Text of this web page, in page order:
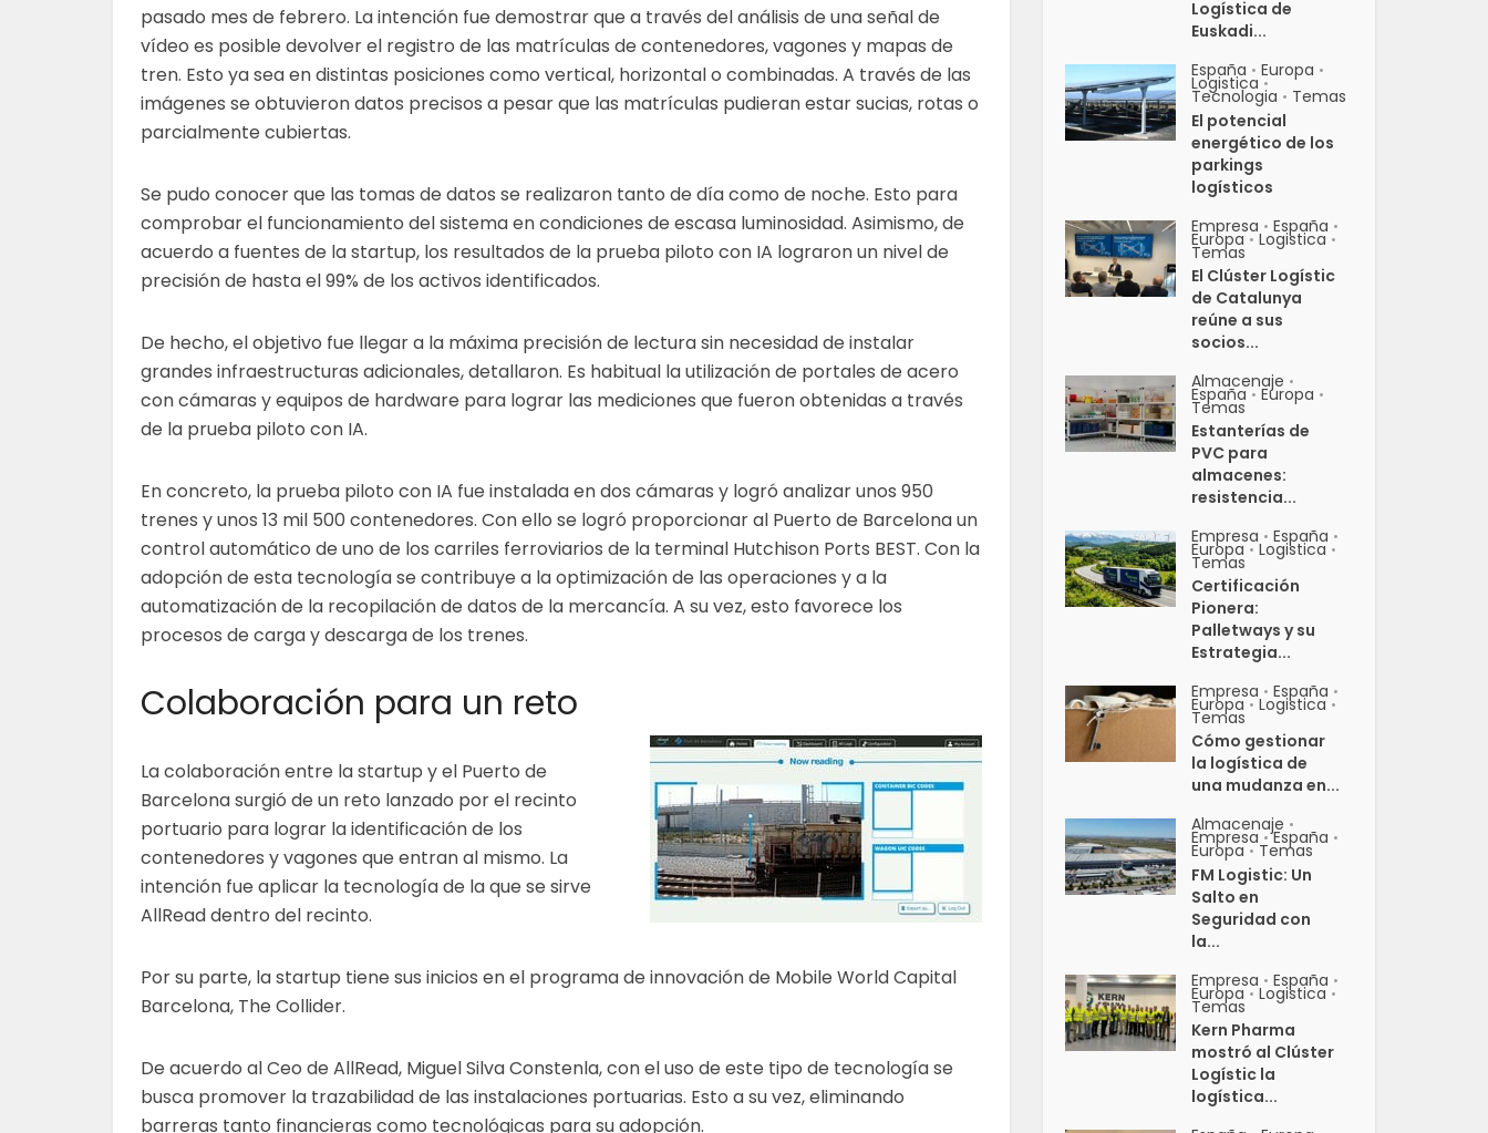
pasado mes de febrero. La intención fue demostrar que a través del análisis de una señal de
vídeo es posible devolver el registro de las matrículas de contenedores, vagones y mapas de
tren. Esto ya sea en distintas posiciones como vertical, horizontal o combinadas. A través de las
imágenes se obtuvieron datos precisos a pesar que las matrículas pudieran estar sucias, rotas o
parcialmente cubiertas.
Se pudo conocer que las tomas de datos se realizaron tanto de día como de noche. Esto para
comprobar el funcionamiento del sistema en condiciones de escasa luminosidad. Asimismo, de
acuerdo a fuentes de la startup, los resultados de la prueba piloto con IA lograron un nivel de
precisión de hasta el 99% de los activos identificados.
De hecho, el objetivo fue llegar a la máxima precisión de lectura sin necesidad de instalar
grandes infraestructuras adicionales, detallaron. Es habitual la utilización de portales de acero
con cámaras y equipos de hardware para lograr las mediciones que fueron obtenidas a través
de la prueba piloto con IA.
En concreto, la prueba piloto con IA fue instalada en dos cámaras y logró analizar unos 950
trenes y unos 13 mil 500 contenedores. Con ello se logró proporcionar al Puerto de Barcelona un
control automático de uno de los carriles ferroviarios de la terminal Hutchison Ports BEST. Con la
adopción de esta tecnología se contribuye a la optimización de las operaciones y a la
automatización de la recopilación de datos de la mercancía. A su vez, esto favorece los
procesos de carga y descarga de los trenes.
Colaboración para un reto
La colaboración entre la startup y el Puerto de
Barcelona surgió de un reto lanzado por el recinto
portuario para lograr la identificación de los
contenedores y vagones que entran al mismo. La
intención fue aplicar la tecnología de la que se sirve
AllRead dentro del recinto.
Por su parte, la startup tiene sus inicios en el programa de innovación de Mobile World Capital
Barcelona, The Collider.
De acuerdo al Ceo de AllRead, Miguel Silva Constenla, con el uso de este tipo de tecnología se
busca promover la trazabilidad de las instalaciones portuarias. Esto a su vez, eliminando
barreras tanto financieras como tecnológicas para su adopción.
Logística de
Euskadi...
España • Europa •
Logistica •
Tecnologia • Temas
El potencial
energético de los
parkings
logísticos
Empresa • España •
Europa • Logistica •
Temas
El Clúster Logístic
de Catalunya
reúne a sus
socios...
Almacenaje •
España • Europa •
Temas
Estanterías de
PVC para
almacenes:
resistencia...
Empresa • España •
Europa • Logistica •
Temas
Certificación
Pionera:
Palletways y su
Estrategia...
Empresa • España •
Europa • Logistica •
Temas
Cómo gestionar
la logística de
una mudanza en...
Almacenaje •
Empresa • España •
Europa • Temas
FM Logistic: Un
Salto en
Seguridad con
la...
Empresa • España •
Europa • Logistica •
Temas
Kern Pharma
mostró al Clúster
Logístic la
logística...